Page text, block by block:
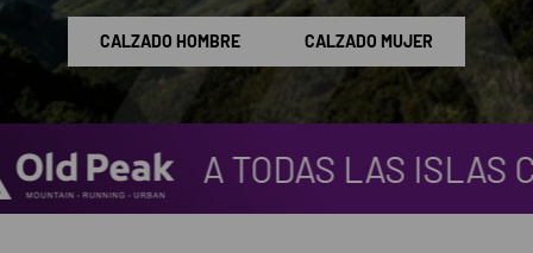
CALZADO HOMBRE CALZADO MUJER
A TODAS LAS ISLAS